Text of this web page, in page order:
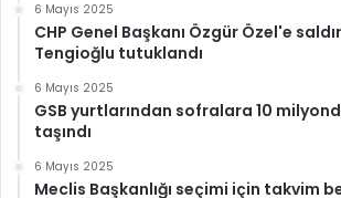
6 Mayıs 2025
CHP Genel Başkanı Özgür Özel'e
Tengioğlu tutuklandı
6 Mayıs 2025
GSB yurtlarından sofralara 10
taşındı
6 Mayıs 2025
Meclis Başkanlığı seçimi için takvim